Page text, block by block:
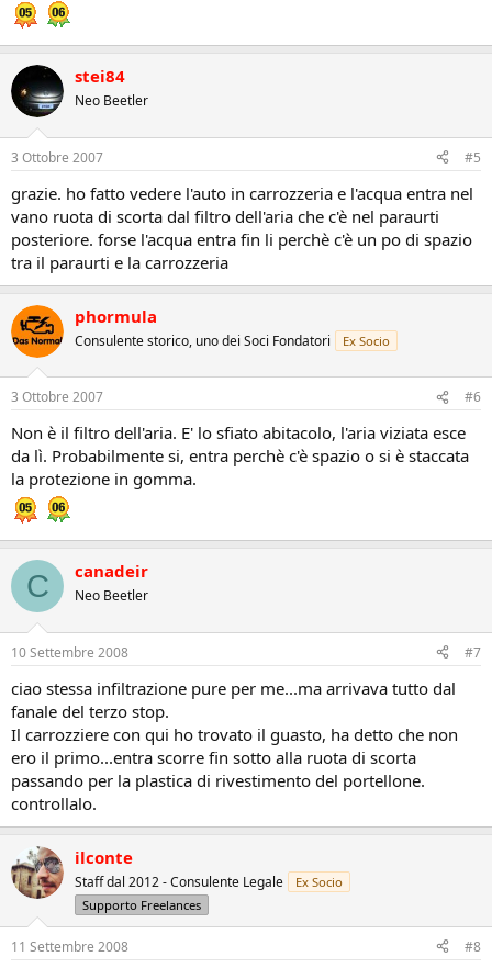
stei84
Neo Beetler
3 Ottobre 2007 #5
grazie. ho fatto vedere l'auto in carrozzeria e l'acqua entra nel
vano ruota di scorta dal filtro dell'aria che c'è nel paraurti
posteriore. forse l'acqua entra fin li perchè c'è un po di spazio
tra il paraurti e la carrozzeria
phormula
Consulente storico, uno dei Soci Fondatori Ex Socio
3 Ottobre 2007 #6
Non è il filtro dell'aria. E' lo sfiato abitacolo, l'aria viziata esce
da lì. Probabilmente si, entra perchè c'è spazio o si è staccata
la protezione in gomma.
C canadeir
Neo Beetler
10 Settembre 2008 #7
ciao stessa infiltrazione pure per me...ma arrivava tutto dal
fanale del terzo stop.
Il carrozziere con qui ho trovato il guasto, ha detto che non
ero il primo...entra scorre fin sotto alla ruota di scorta
passando per la plastica di rivestimento del portellone.
controllalo.
ilconte
Staff dal 2012 - Consulente Legale
Ex Socio
Supporto Freelances
11 Settembre 2008 #8